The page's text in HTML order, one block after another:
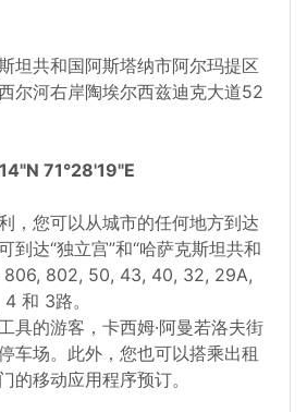
坦共和国阿斯塔纳市阿尔玛提区
尔河右岸陶埃尔西兹迪克大道52
71°28'19"E
，您可以从城市的任何地方到达
到达“独立宫”和“哈萨克斯坦共和
806, 802, 50, 43, 40, 32, 29A,
和 3路。
具的游客，卡西姆·阿曼若洛夫街
车场。此外，您也可以搭乘出租
的移动应用程序预订。